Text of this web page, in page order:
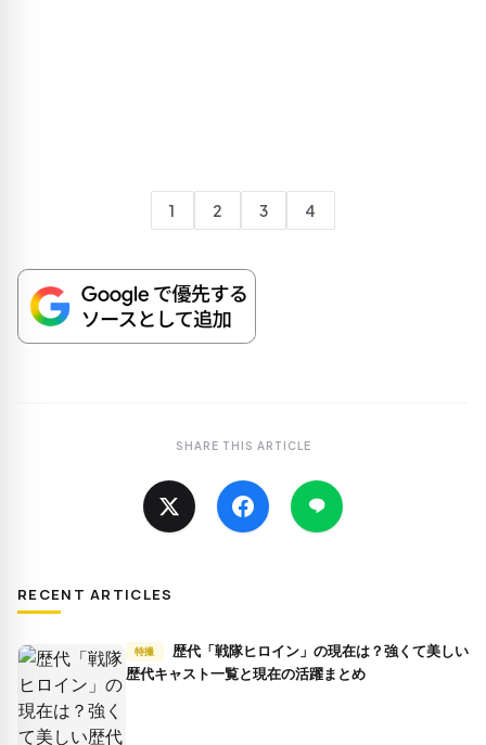
1 2 3 4
SHARE THIS ARTICLE
RECENT ARTICLES
特撮
歴代キャスト一覧と現在の活躍まとめ